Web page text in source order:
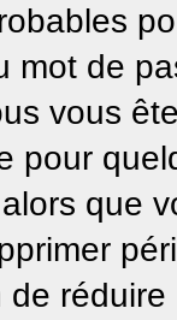
mot de
vous
pour
que